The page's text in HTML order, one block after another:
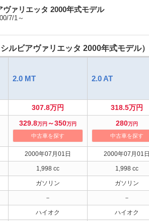
ヴァリエッタ 2000年式モデル
7/1～
ルビアヴァリエッタ 2000年式モデル）
2.0 MT 2.0 AT
307.8万円 318.5万円
329.8万円 ～350万円
中古車を探す
280万円
中古車を探す
2000年07月01日 2000年07月01日
1,998 cc 1,998 cc
ガソリン ガソリン
－ －
ハイオク ハイオク